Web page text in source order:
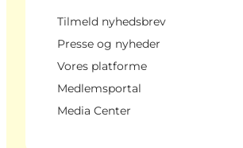
Tilmeld nyhedsbrev
Presse og nyheder
Vores platforme
Medlemsportal
Media Center